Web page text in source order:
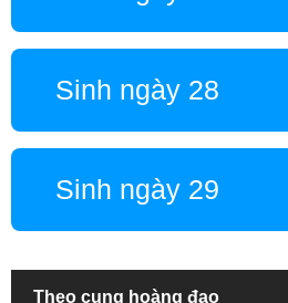
Sinh ngày 28
Sinh ngày 29
Theo cung hoàng đạo